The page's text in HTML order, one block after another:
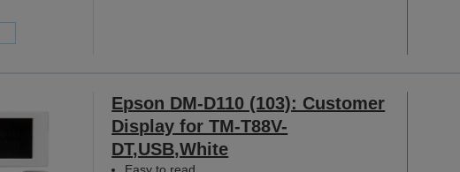
Epson DM-D110 (103): Customer
Display for TM-T88V-
DT,USB,White
Easy to read